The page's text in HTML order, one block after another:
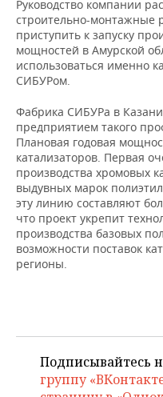
Руководство компании
строительно-монтажные
приступить к запуску
мощностей в Амурской
использоваться именно
СИБУРом.
Фабрика СИБУРа в
предприятием такого
Плановая годовая
катализаторов. Первая
производства хромовых
выдувных марок
эту линию составляют
что проект укрепит
производства базовых
возможности поставок
регионы.
Подписывайтесь
группу